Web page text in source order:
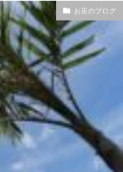
お店のブログ